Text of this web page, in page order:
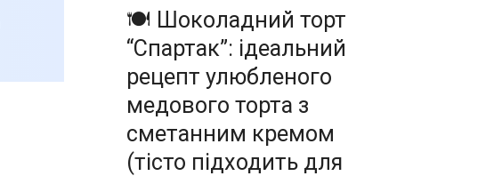
🍽️ Шоколадний торт
“Спартак”: ідеальний
рецепт улюбленого
медового торта з
сметанним кремом
(тісто підходить для